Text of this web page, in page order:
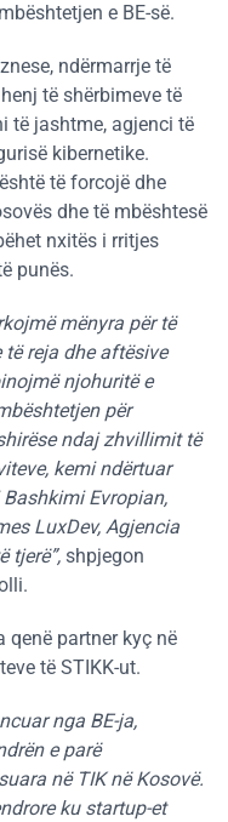
e BE-së.
ndërmarrje të
të shërbimeve të
të jashtme, agjenci të
kibernetike.
të forcojë dhe
dhe të mbështesë
nxitës i rritjes
punës.
mënyra për të
reja dhe aftësive
njohuritë e
për
ndaj zhvillimit të
kemi ndërtuar
Evropian,
LuxDev, Agjencia
tjerë”, shpjegon
qenë partner kyç në
të STIKK-ut.
nga BE-ja,
e parë
në TIK në Kosovë.
ku startup-et